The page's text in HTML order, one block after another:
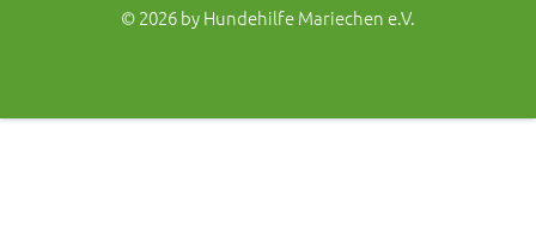
© 2026 byHundehilfe Mariechen e.V.